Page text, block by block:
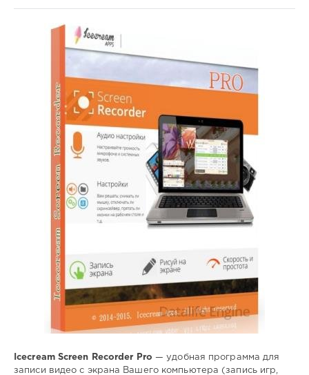
SamDel
запись,
видео
экрана
создать
скриншот
Icecream Screen Recorder Pro — удобная программа для
записи видео с экрана Вашего компьютера (запись игр,